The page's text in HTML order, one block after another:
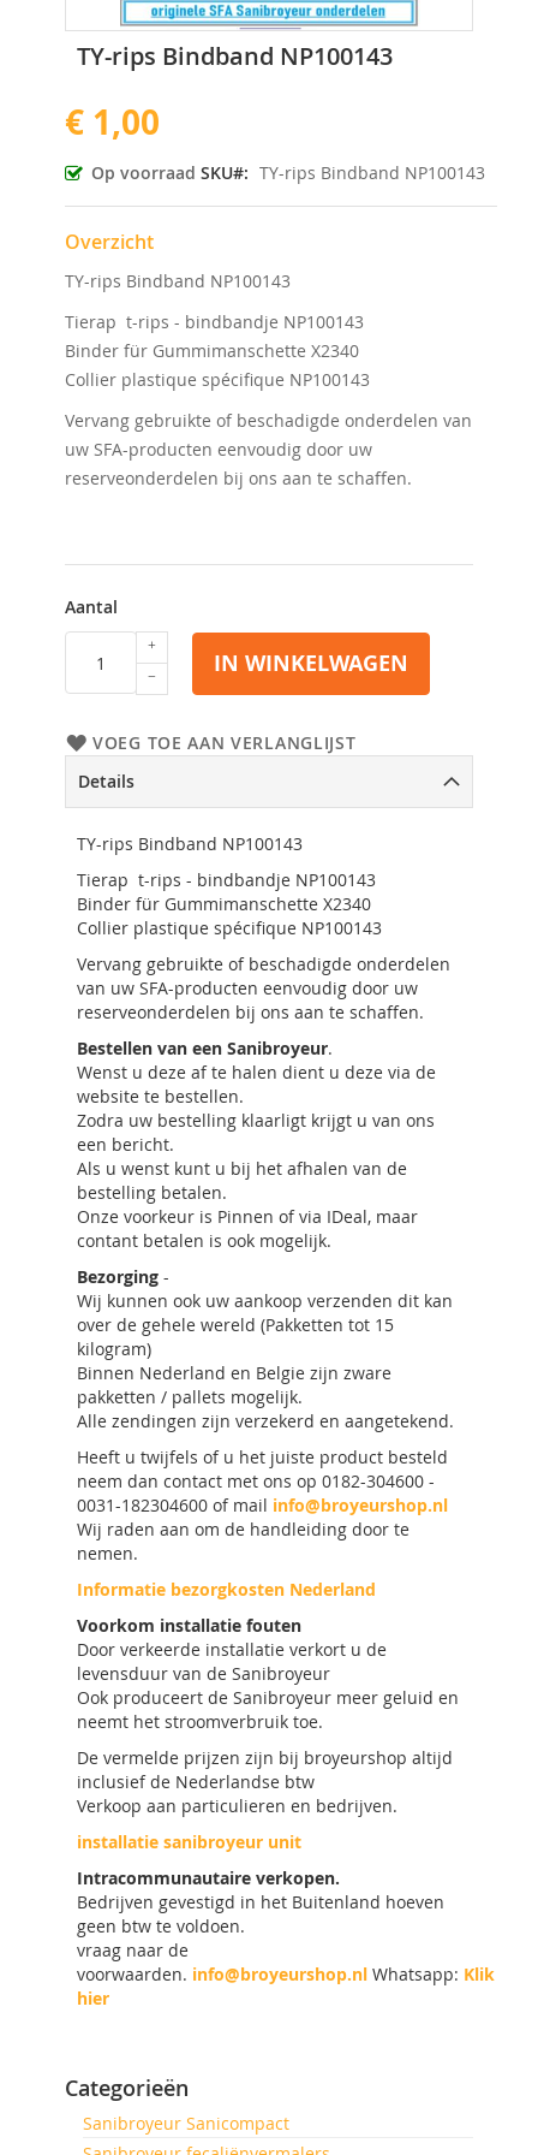
TY-rips Bindband NP100143
€ 1,00
Op voorraad SKU TY-rips Bindband NP100143
Overzicht
TY-rips Bindband NP100143
Tierap t-rips - bindbandje NP100143
Binder für Gummimanschette X2340
Collier plastique spécifique NP100143
Vervang gebruikte of beschadigde onderdelen van
uw SFA-producten eenvoudig door uw
reserveonderdelen bij ons aan te schaffen.
Aantal
IN WINKELWAGEN
VOEG TOE AAN VERLANGLIJST
naar
begin
van
de
afbeeldingen-
gallerij
Details
TY-rips Bindband NP100143
Tierap t-rips - bindbandje NP100143
Binder für Gummimanschette X2340
Collier plastique spécifique NP100143
Vervang gebruikte of beschadigde onderdelen
van uw SFA-producten eenvoudig door uw
reserveonderdelen bij ons aan te schaffen.
Bestellen van een Sanibroyeur.
Wenst u deze af te halen dient u deze via de
website te bestellen.
Zodra uw bestelling klaarligt krijgt u van ons
een bericht.
Als u wenst kunt u bij het afhalen van de
bestelling betalen.
Onze voorkeur is Pinnen of via IDeal, maar
contant betalen is ook mogelijk.
Bezorging -
Wij kunnen ook uw aankoop verzenden dit kan
over de gehele wereld (Pakketten tot 15
kilogram)
Binnen Nederland en Belgie zijn zware
pakketten / pallets mogelijk.
Alle zendingen zijn verzekerd en aangetekend.
Heeft u twijfels of u het juiste product besteld
neem dan contact met ons op 0182-304600 -
0031-182304600 of mail info@broyeurshop.nl
Wij raden aan om de handleiding door te
nemen.
Informatie bezorgkosten Nederland
Voorkom installatie fouten
Door verkeerde installatie verkort u de
levensduur van de Sanibroyeur
Ook produceert de Sanibroyeur meer geluid en
neemt het stroomverbruik toe.
De vermelde prijzen zijn bij broyeurshop altijd
inclusief de Nederlandse btw
Verkoop aan particulieren en bedrijven.
installatie sanibroyeur unit
Intracommunautaire verkopen.
Bedrijven gevestigd in het Buitenland hoeven
geen btw te voldoen.
vraag naar de
voorwaarden. info@broyeurshop.nl Whatsapp: Klik
hier
Categorieën
Sanibroyeur Sanicompact